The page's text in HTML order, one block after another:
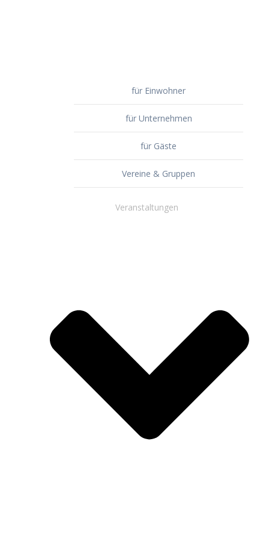
für Einwohner
für Unternehmen
für Gäste
Vereine & Gruppen
Veranstaltungen